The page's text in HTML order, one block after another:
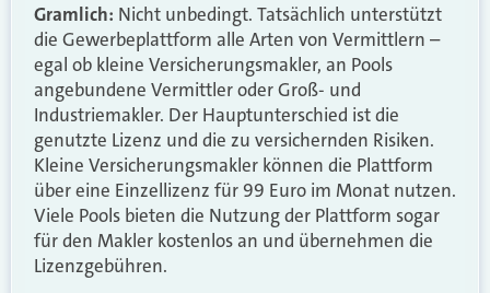
Gramlich: Nicht unbedingt. Tatsächlich unterstützt
die Gewerbeplattform alle Arten von Vermittlern –
egal ob kleine Versicherungsmakler, an Pools
angebundene Vermittler oder Groß- und
Industriemakler. Der Hauptunterschied ist die
genutzte Lizenz und die zu versichernden Risiken.
Kleine Versicherungsmakler können die Plattform
über eine Einzellizenz für 99 Euro im Monat nutzen.
Viele Pools bieten die Nutzung der Plattform sogar
für den Makler kostenlos an und übernehmen die
Lizenzgebühren.